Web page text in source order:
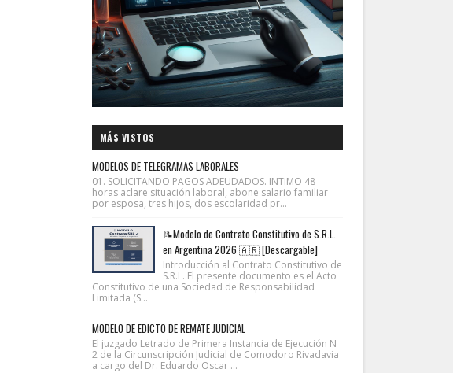
MÁS VISTOS
MODELOS DE TELEGRAMAS LABORALES
01. SOLICITANDO PAGOS ADEUDADOS. INTIMO 48
horas aclare situación laboral, abone salario familiar
por esposa, tres hijos, dos escolaridad pr...
📝Modelo de Contrato Constitutivo de S.R.L.
en Argentina 2026 🇦🇷 [Descargable]
Introducción al Contrato Constitutivo de
S.R.L. El presente documento es el Acto
Constitutivo de una Sociedad de Responsabilidad
Limitada (S...
MODELO DE EDICTO DE REMATE JUDICIAL
El juzgado Letrado de Primera Instancia de Ejecución N
2 de la Circunscripción Judicial de Comodoro Rivadavia
a cargo del Dr. Eduardo Oscar ...